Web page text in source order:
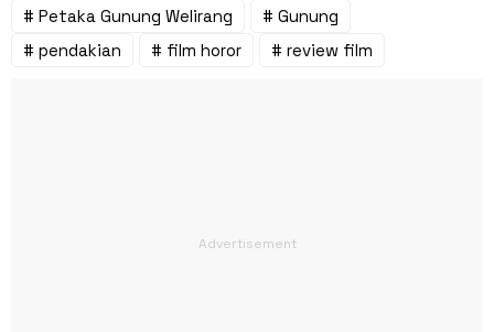
# Petaka Gunung Welirang
# Gunung
# pendakian
# film horor # review film